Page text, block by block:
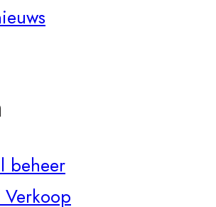
beheer